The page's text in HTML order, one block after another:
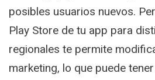
posibles usuarios nuevos.
Play Store de tu app para
regionales te permite
marketing, lo que puede